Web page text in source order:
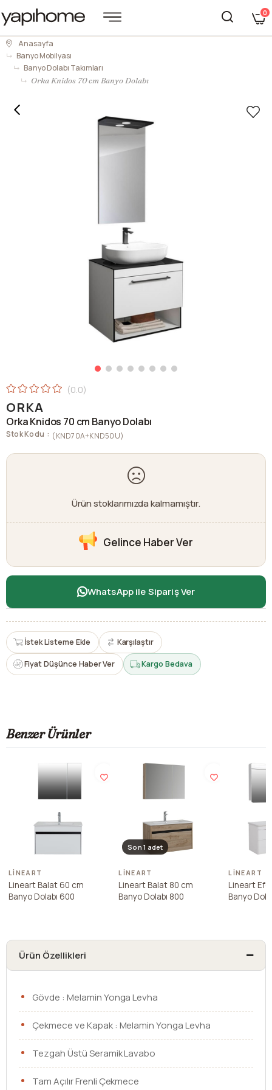
0
Anasayfa
Banyo Mobilyası
Banyo Dolabı Takımları
Orka Knidos 70 cm Banyo Dolabı
0.0
ORKA
Orka Knidos 70 cm Banyo Dolabı
Stok Kodu (KND70A+KND50U)
Ürün stoklarımızda kalmamıştır.
Gelince Haber Ver
WhatsApp ile Sipariş Ver
İstek Listeme Ekle Karşılaştır
Fiyat Düşünce Haber Ver Kargo Bedava
Benzer Ürünler
LINEART
Lineart Balat 60 cm
Banyo Dolabı 600
Son 1 adet
LINEART
Lineart Balat 80 cm
Banyo Dolabı 800
LINEART
Lineart
Banyo
Ürün Özellikleri
Gövde : Melamin Yonga Levha
Çekmece ve Kapak : Melamin Yonga Levha
Tezgah Üstü Seramik Lavabo
Tam Açılır Frenli Çekmece